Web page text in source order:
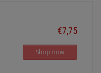
€7,75
Shop now